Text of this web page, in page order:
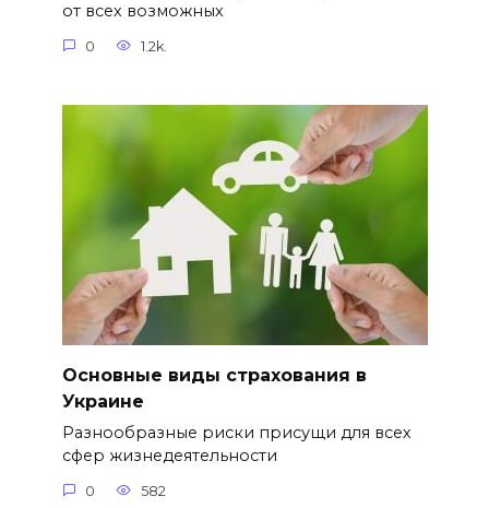
от всех возможных
0 1.2k.
Основные виды страхования в
Украине
Разнообразные риски присущи для всех
сфер жизнедеятельности
0 582